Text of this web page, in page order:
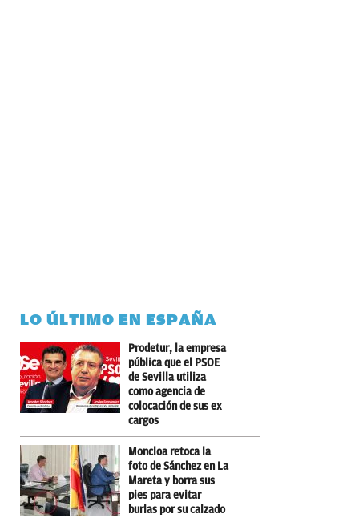
LO ÚLTIMO EN ESPAÑA
Prodetur, la empresa
pública que el PSOE
de Sevilla utiliza
como agencia de
colocación de sus ex
cargos
Moncloa retoca la
foto de Sánchez en La
Mareta y borra sus
pies para evitar
burlas por su calzado